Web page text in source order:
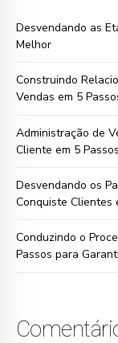
Desvendando as
Melhor
Construindo
Vendas em 5
Administração de
Cliente em 5 Passos
Desvendando os
Conquiste Clientes
Conduzindo o
Passos para